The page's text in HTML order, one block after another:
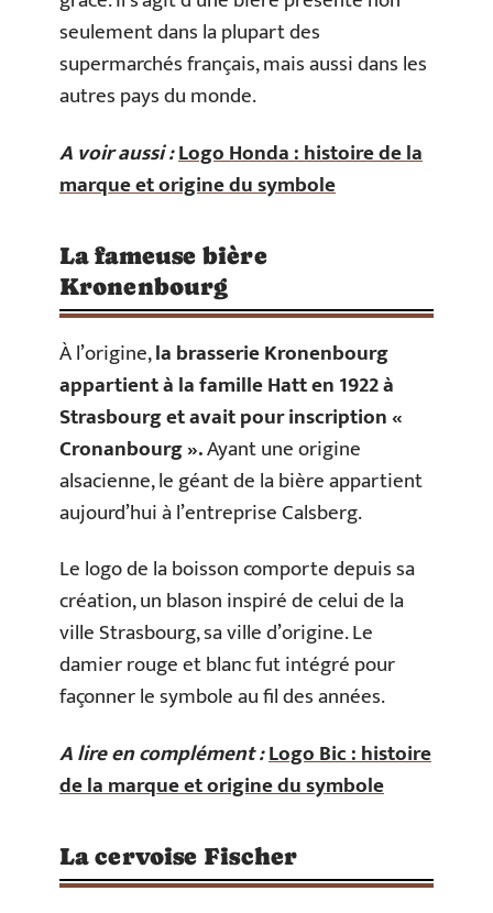
seulement dans la plupart des
supermarchés français, mais aussi dans les
autres pays du monde.
A voir aussi :Logo Honda : histoire de la
marque et origine du symbole
La fameuse bière
Kronenbourg
À l’origine,la brasserie Kronenbourg
appartient à la famille Hatt en 1922 à
Strasbourg et avait pour inscription «
Cronanbourg ».Ayant une origine
alsacienne, le géant de la bière appartient
aujourd’hui à l’entreprise Calsberg.
Le logo de la boisson comporte depuis sa
création, un blason inspiré de celui de la
ville Strasbourg, sa ville d’origine. Le
damier rouge et blanc fut intégré pour
façonner le symbole au fil des années.
A lire en complément :Logo Bic : histoire
de la marque et origine du symbole
La cervoise Fischer